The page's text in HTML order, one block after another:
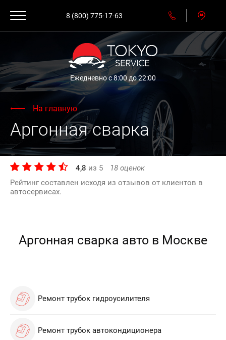
8 (800) 775-17-63
Ежедневно с 8:00 до 22:00
На главную
Аргонная сварка
4,8 из 5 18 оценок
Рейтинг составлен исходя из отзывов от клиентов в
автосервисах.
Аргонная сварка авто в Москве
Ремонт трубок гидроусилителя
Ремонт трубок автокондиционера